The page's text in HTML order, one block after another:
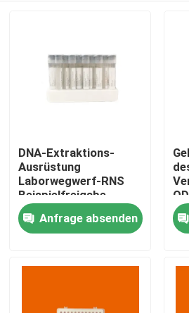
Haus
Produkte
VR Show
DNA-Extraktions-
Ausrüstung
Laborwegwerf-RNS
Beispielfreigabe-
Reagens ISO-13485
genomische
Anfrage absenden